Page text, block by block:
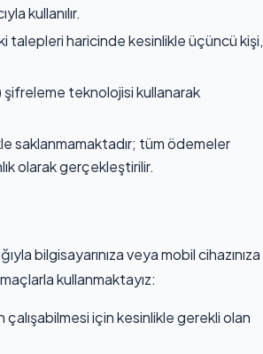
kullanılır.
talepleri haricinde kesinlikle üçüncü kişi,
teknolojisi kullanarak
saklanmamaktadır; tüm ödemeler
olarak gerçekleştirilir.
bilgisayarınıza veya mobil cihazınıza
kullanmaktayız:
için kesinlikle gerekli olan